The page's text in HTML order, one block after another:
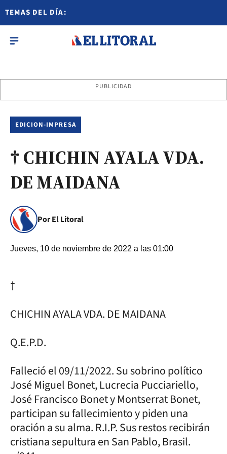
TEMAS DEL DÍA:
PUBLICIDAD
EDICION-IMPRESA
† CHICHIN AYALA VDA.
DE MAIDANA
Por El Litoral
Jueves, 10 de noviembre de 2022 a las 01:00
†
CHICHIN AYALA VDA. DE MAIDANA
Q.E.P.D.
Falleció el 09/11/2022. Su sobrino político
José Miguel Bonet, Lucrecia Pucciariello,
José Francisco Bonet y Montserrat Bonet,
participan su fallecimiento y piden una
oración a su alma. R.I.P. Sus restos recibirán
cristiana sepultura en San Pablo, Brasil.